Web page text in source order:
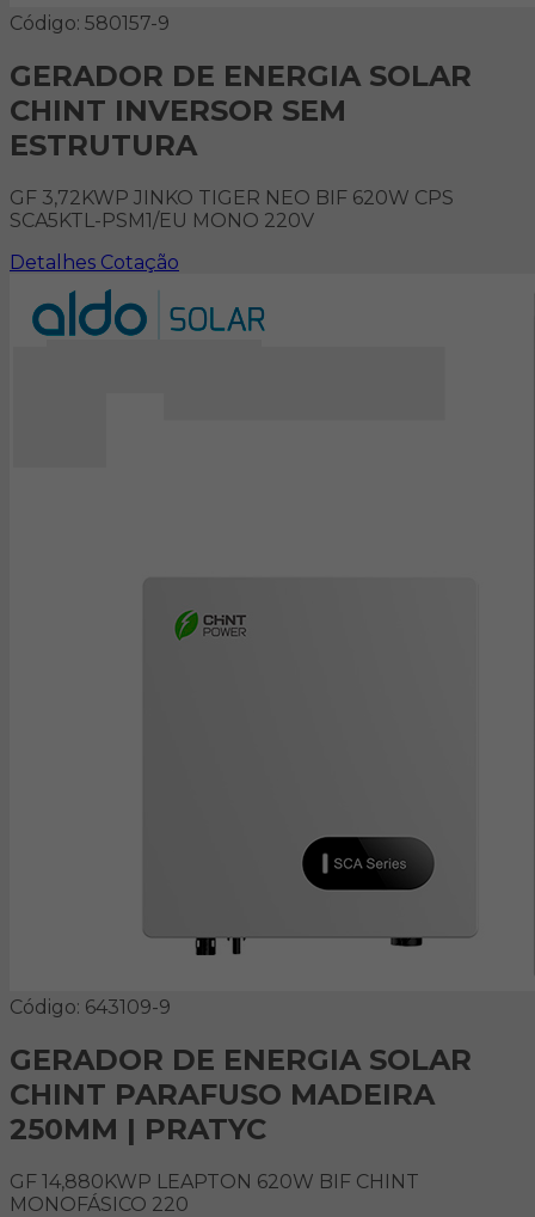
Código: 580157-9
GERADOR DE ENERGIA SOLAR
CHINT INVERSOR SEM
ESTRUTURA
GF 3,72KWP JINKO TIGER NEO BIF 620W CPS
SCA5KTL-PSM1/EU MONO 220V
Detalhes Cotação
Código: 643109-9
GERADOR DE ENERGIA SOLAR
CHINT PARAFUSO MADEIRA
250MM | PRATYC
GF 14,880KWP LEAPTON 620W BIF CHINT
MONOFÁSICO 220